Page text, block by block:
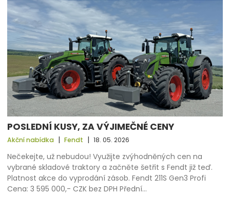
POSLEDNÍ KUSY, ZA VÝJIMEČNÉ CENY
Akční nabídka | Fendt | 18. 05. 2026
Nečekejte, už nebudou! Využijte zvýhodněných cen na
vybrané skladové traktory a začněte šetřit s Fendt již teď.
Platnost akce do vyprodání zásob. Fendt 211S Gen3 Profi
Cena: 3 595 000,- CZK bez DPH Přední…